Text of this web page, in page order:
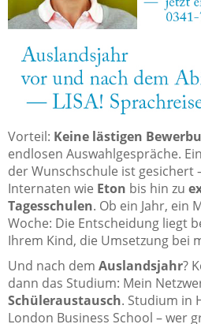
Vorteil: Keine lästigen
endlosen Auswahlgespräche.
der Wunschschule ist gesichert
Internaten wie Eton bis hin zu
Tagesschulen. Ob ein Jahr, ein
Woche: Die Entscheidung liegt
Ihrem Kind, die Umsetzung bei
Und nach dem Auslandsjahr?
dann das Studium: Mein
Schüleraustausch. Studium in
London Business School – wer